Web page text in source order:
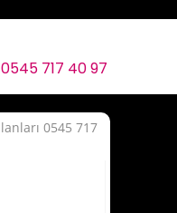
717 40 97